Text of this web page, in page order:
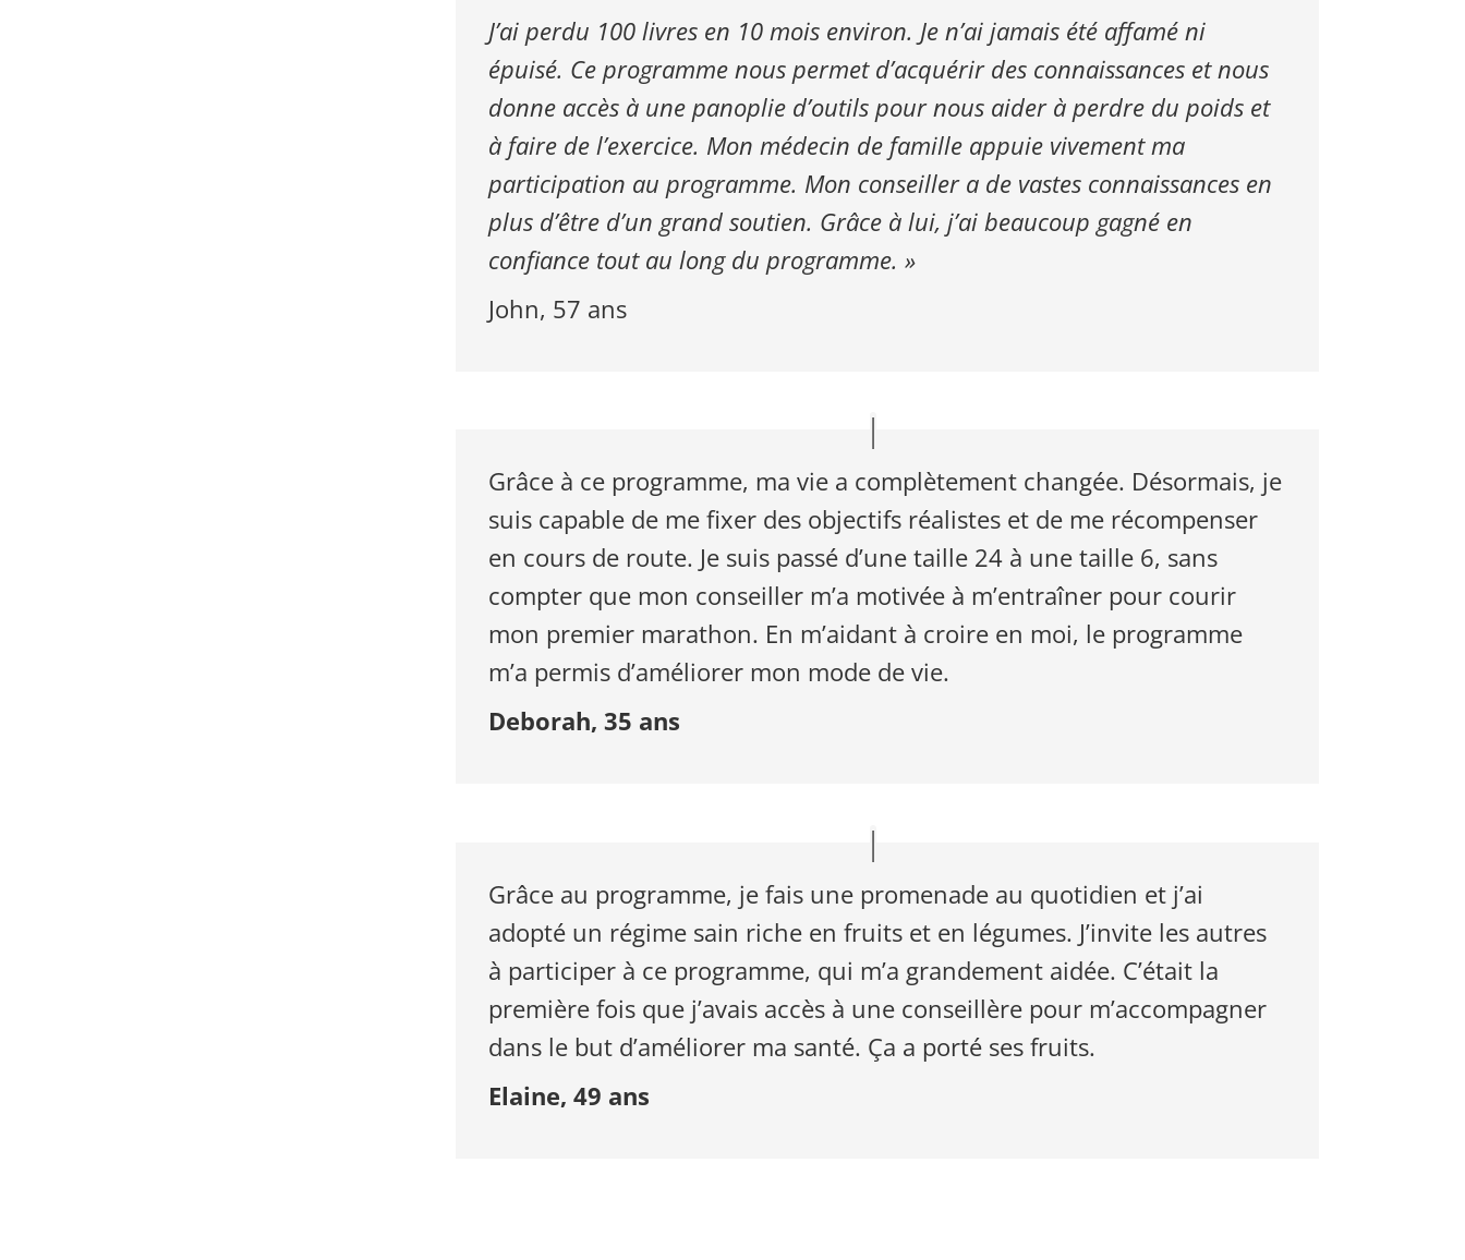
J’ai perdu 100 livres en 10 mois environ. Je n’ai jamais été affamé ni
épuisé. Ce programme nous permet d’acquérir des connaissances et nous
donne accès à une panoplie d’outils pour nous aider à perdre du poids et
à faire de l’exercice. Mon médecin de famille appuie vivement ma
participation au programme. Mon conseiller a de vastes connaissances en
plus d’être d’un grand soutien. Grâce à lui, j’ai beaucoup gagné en
confiance tout au long du programme. »
John, 57 ans
Grâce à ce programme, ma vie a complètement changée. Désormais, je
suis capable de me fixer des objectifs réalistes et de me récompenser
en cours de route. Je suis passé d’une taille 24 à une taille 6, sans
compter que mon conseiller m’a motivée à m’entraîner pour courir
mon premier marathon. En m’aidant à croire en moi, le programme
m’a permis d’améliorer mon mode de vie.
Deborah, 35 ans
Grâce au programme, je fais une promenade au quotidien et j’ai
adopté un régime sain riche en fruits et en légumes. J’invite les autres
à participer à ce programme, qui m’a grandement aidée. C’était la
première fois que j’avais accès à une conseillère pour m’accompagner
dans le but d’améliorer ma santé. Ça a porté ses fruits.
Elaine, 49 ans